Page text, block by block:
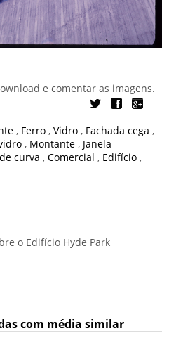
e comentar as imagens.
, Ferro , Vidro , Fachada cega ,
, Montante , Janela
curva , Comercial , Edifício ,
o Edifício Hyde Park
com média similar